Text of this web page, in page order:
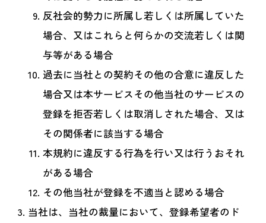
反社会的勢力に所属し若しくは所属していた
場合、又はこれらと何らかの交流若しくは関
与等がある場合
過去に当社との契約その他の合意に違反した
場合又は本サービスその他当社のサービスの
登録を拒否若しくは取消しされた場合、又は
その関係者に該当する場合
本規約に違反する行為を行い又は行うおそれ
がある場合
その他当社が登録を不適当と認める場合
当社は、当社の裁量において、登録希望者のド